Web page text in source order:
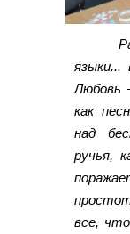
языки...
Любовь
как
над
ручья,
все,